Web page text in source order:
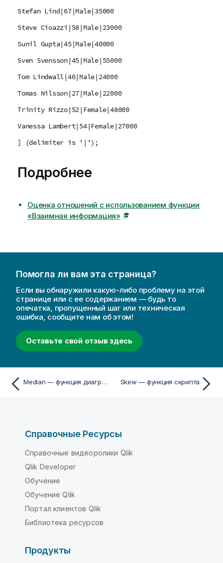
Stefan Lind|67|Male|35000
Steve Cioazzi|58|Male|23000
Sunil Gupta|45|Male|40000
Sven Svensson|45|Male|55000
Tom Lindwall|46|Male|24000
Tomas Nilsson|27|Male|22000
Trinity Rizzo|52|Female|48000
Vanessa Lambert|54|Female|27000
] (delimiter is '|');
Подробнее
Оценка отношений с использованием функции
«Взаимная информация»
Помогла ли вам эта страница?
Если вы обнаружили какую-либо проблему на этой
странице или с ее содержанием — будь то
опечатка, пропущенный шаг или техническая
ошибка, сообщите нам об этом!
Оставьте свой отзыв здесь
Median — функция диаграммы Skew — функция скрипта
Справочные Ресурсы
Справочные видеоролики Qlik
Qlik Developer
Обучение
Обучение Qlik
Портал клиентов Qlik
Библиотека ресурсов
Продукты